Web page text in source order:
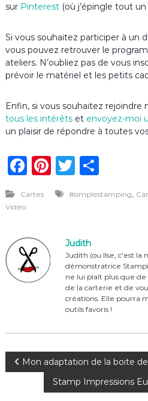
sur Pinterest (où j’épingle tout un
Si vous souhaitez participer à un
vous pouvez retrouver le
ateliers. N’oubliez pas de vous
prévoir le matériel et les petits
Enfin, si vous souhaitez rejoindre
tous les intérêtset envoyez-moi
un plaisir de répondre à toutes
F
c
b
o
o
Pi
n
te
st
T
it
r
P
ta
Cartes #simplestamping,
Vidéo
Judith
Judith (ou Ilse, c'est la
démonstratrice
ne lui plaît plus que de
de la carterie et de
créations. Elle pourra
outils favoris !
N Mon adaptation de la boite
Stamp Impressions